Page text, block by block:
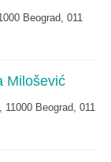
Beograd, 011
Milošević
Beograd, 011